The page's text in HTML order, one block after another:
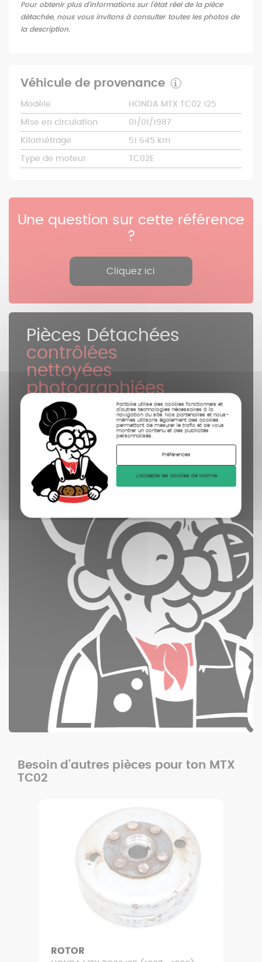
Partbike utilise des cookies fonctionnels et
d’autres technologies nécessaires à la
navigation du site. Nos partenaires et nous-
mêmes utilisons également des cookies
permettant de mesurer le trafic et de vous
montrer un contenu et des publicités
personnalisés.
Préférences
J'accepte les cookies de Mamie
Pour obtenir plus d'informations sur l'état réel de la pièce
détachée, nous vous invitons à consulter toutes les photos de
la description.
Véhicule de provenance
Modèle HONDA MTX TC02 125
Mise en circulation 01/01/1987
Kilométrage 51 645 km
Type de moteur TC02E
Une question sur cette référence
?
Cliquez ici
Pièces Détachées
contrôlées
nettoyées
photographiées
Besoin d'autres pièces pour ton MTX
TC02
ROTOR